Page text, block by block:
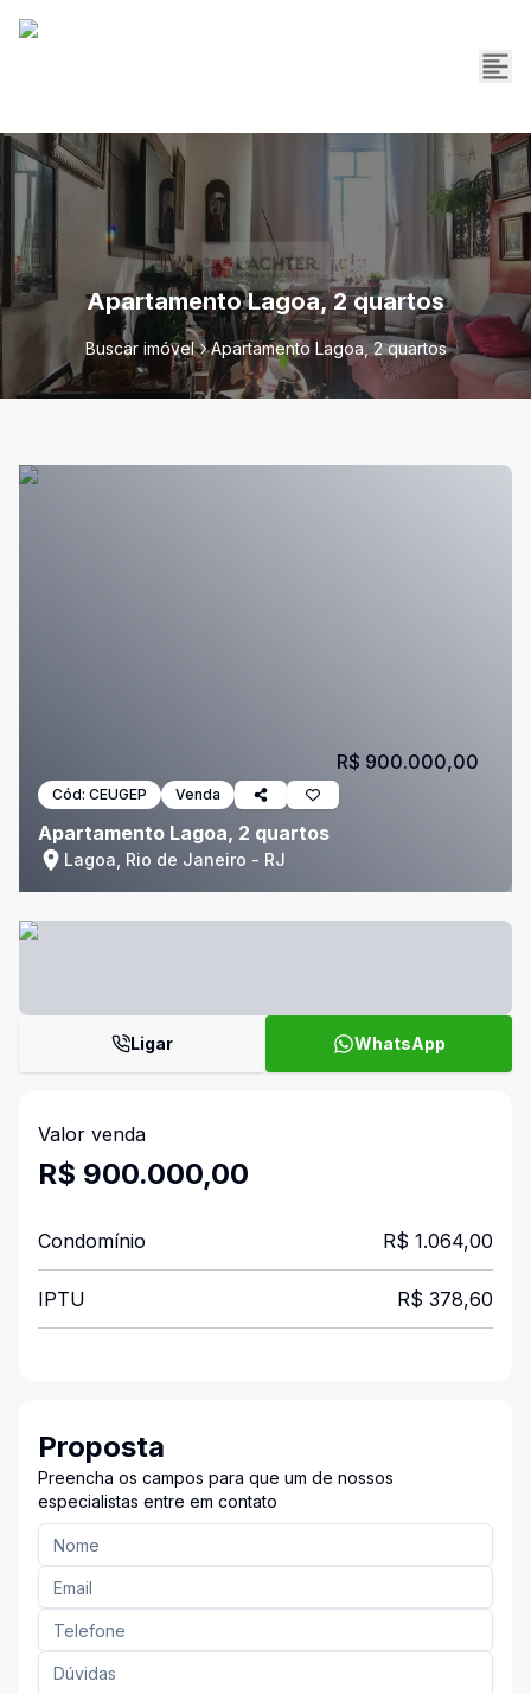
Apartamento Lagoa, 2 quartos
Buscar imóvel Apartamento Lagoa, 2 quartos
Cód: CEUGEP Venda
Apartamento Lagoa, 2 quartos
Lagoa, Rio de Janeiro - RJ
R$ 900.000,00
Ligar WhatsApp
Valor venda
R$ 900.000,00
Condomínio R$ 1.064,00
IPTU R$ 378,60
Proposta
Preencha os campos para que um de nossos
especialistas entre em contato